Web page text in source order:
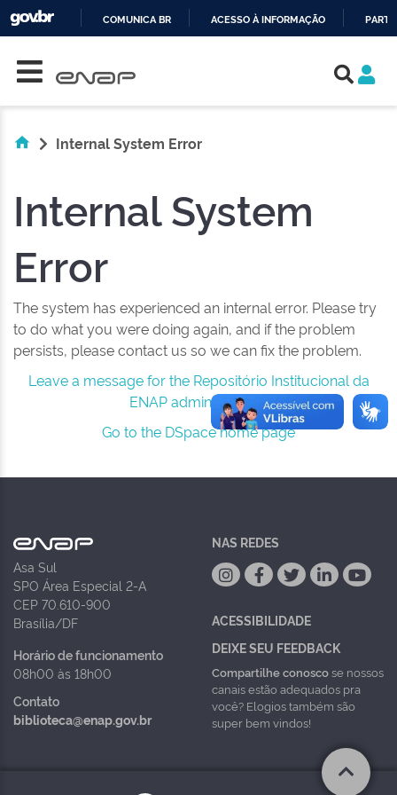
COMUNICA BR ACESSO À INFORMAÇÃO
Internal System Error
Internal System
Error
The system has experienced an internal error. Please try
to do what you were doing again, and if the problem
persists, please contact us so we can fix the problem.
Leave a message for the Repositório Institucional da
ENAP administrators.
Go to the DSpace home page
Asa Sul
SPO Área Especial 2-A
CEP 70.610-900
Brasília/DF
Horário de funcionamento
08h00 às 18h00
Contato
biblioteca@enap.gov.br
NAS REDES
ACESSIBILIDADE
DEIXE SEU FEEDBACK
Compartilhe conoscose nossos
canais estão adequados pra
você? Elogios também são
super bem vindos!